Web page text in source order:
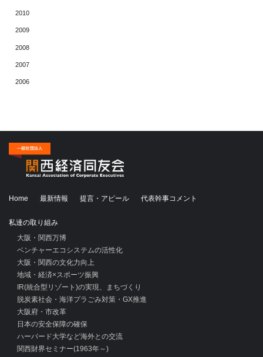
2010
2009
2008
2007
2006
Home 最新情報 提言・アピール 代表幹事コメント
私達の取り組み
大阪・関西万博
ベンチャーエコシステムの活性化
大阪・関西の文化力向上
地域・経済×スポーツ振興
IR(統合型リゾート)の実現、まちづくり
脱炭素社会・海洋プラごみ対策・GX推進
大阪府・市改革
日本の安全保障の確保
ハーバード大学など海外との交流
関西財界セミナー(1963年～)